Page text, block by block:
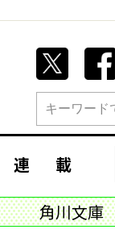
連 載
角川文庫